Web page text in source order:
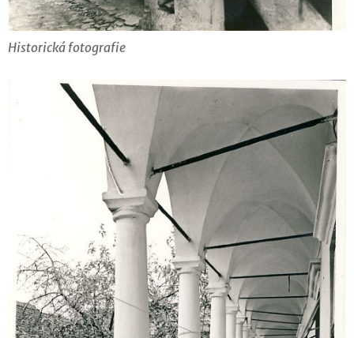
Historická fotografie